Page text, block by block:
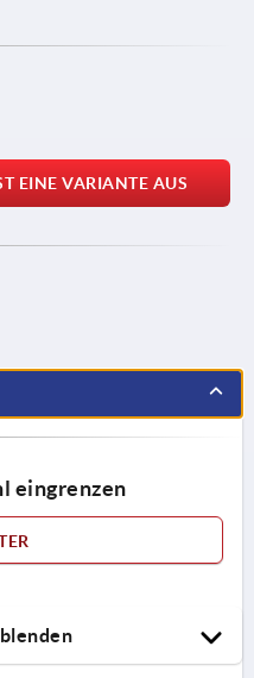
EINE VARIANTE AUS
eingrenzen